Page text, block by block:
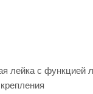
лейка с функцией